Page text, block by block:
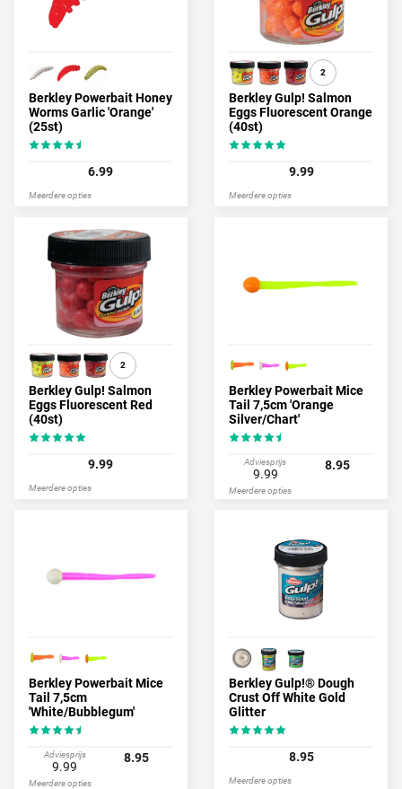
Berkley Powerbait Honey
Worms Garlic 'Orange'
(25st)
6.99
Meerdere opties
2
Berkley Gulp! Salmon
Eggs Fluorescent Orange
(40st)
9.99
Meerdere opties
2
Berkley Gulp! Salmon
Eggs Fluorescent Red
(40st)
9.99
Meerdere opties
Berkley Powerbait Mice
Tail 7,5cm 'Orange
Silver/Chart'
Adviesprijs
9.99
8.95
Meerdere opties
Berkley Powerbait Mice
Tail 7,5cm
'White/Bubblegum'
Adviesprijs
9.99
8.95
Meerdere opties
Berkley Gulp!® Dough
Crust Off White Gold
Glitter
8.95
Meerdere opties